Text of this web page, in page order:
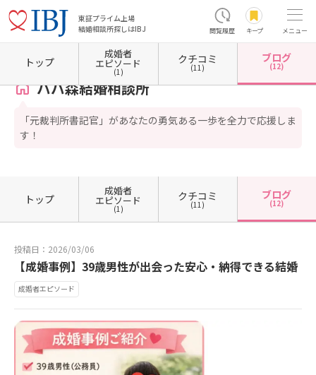
東証プライム上場
結婚相談所探しはIBJ
閲覧履歴 キープ メニュー
ホーム 大分県の結婚相談所 大分県大分市 パパ森結婚相談所 カウンセラーブログ一覧
パパ森結婚相談所
「元裁判所書記官」があなたの勇気ある一歩を全力で応援しま
す！
トップ
成婚者
エピソード
(1)
クチコミ
(11)
ブログ
(12)
トップ
成婚者
エピソード
(1)
クチコミ
(11)
ブログ
(12)
投稿日：2026/03/06
【成婚事例】39歳男性が出会った安心・納得できる結婚
成婚者エピソード